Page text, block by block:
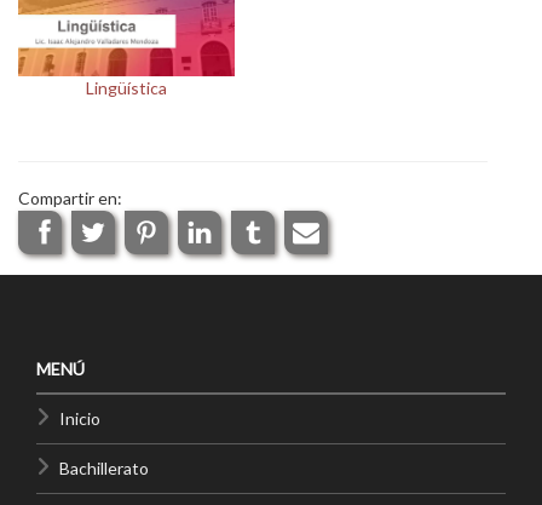
Lingüística
Compartir en:
MENÚ
Inicio
Bachillerato